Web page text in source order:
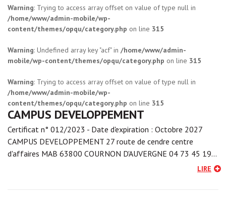
Warning: Trying to access array offset on value of type null in
/home/www/admin-mobile/wp-
content/themes/opqu/category.php on line 315
Warning: Undefined array key "acf" in /home/www/admin-
mobile/wp-content/themes/opqu/category.php on line 315
Warning: Trying to access array offset on value of type null in
/home/www/admin-mobile/wp-
content/themes/opqu/category.php on line 315
CAMPUS DEVELOPPEMENT
Certificat n° 012/2023 - Date d'expiration : Octobre 2027
CAMPUS DEVELOPPEMENT 27 route de cendre centre
d'affaires MAB 63800 COURNON D'AUVERGNE 04 73 45 19…
LIRE